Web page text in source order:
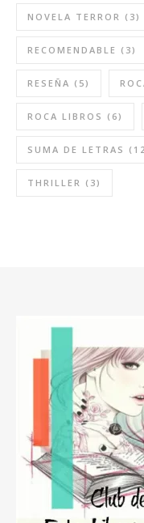
NOVELA TERROR (3)
RECOMENDABLE (3)
RESEÑA (5)
ROCA LIBROS (6)
SUMA DE LETRAS
THRILLER (3)